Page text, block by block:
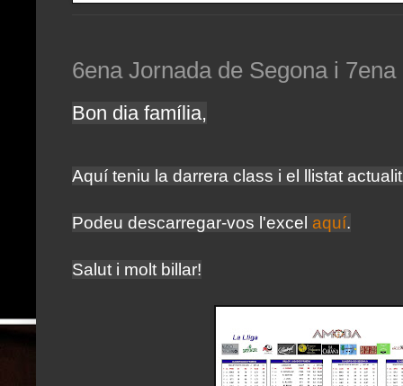
6ena Jornada de Segona i
Bon dia família,
Aquí teniu la darrera class i el llistat
Podeu descarregar-vos l'excel aquí.
Salut i molt billar!